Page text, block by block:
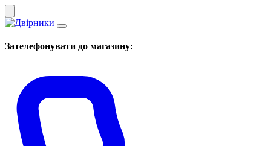
Зателефонувати до магазину: